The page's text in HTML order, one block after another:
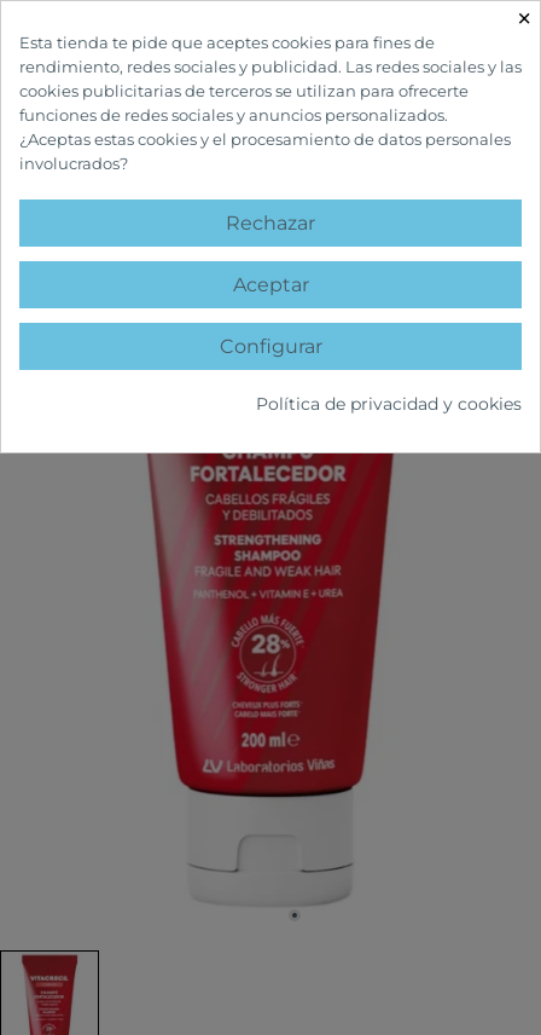
INICIO CUIDADOS CAPILARES
favorite
×
Esta tienda te pide que aceptes cookies para fines de
rendimiento, redes sociales y publicidad. Las redes sociales y las
cookies publicitarias de terceros se utilizan para ofrecerte
funciones de redes sociales y anuncios personalizados.
¿Aceptas estas cookies y el procesamiento de datos personales
involucrados?
Rechazar
Aceptar
Configurar
Política de privacidad y cookies